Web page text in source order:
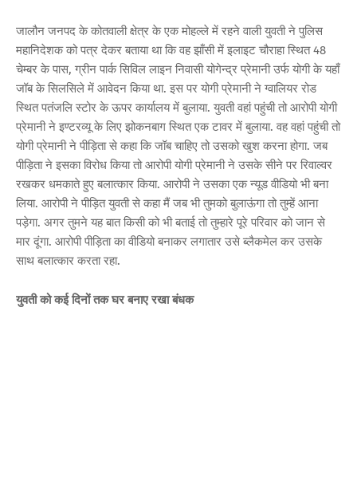
जालौन जनपद के कोतवाली क्षेत्र के एक मोहल्ले में रहने वाली युवती ने पुलिस
महानिदेशक को पत्र देकर बताया था कि वह झाँसी में इलाइट चौराहा स्थित 48
चेम्बर के पास, ग्रीन पार्क सिविल लाइन निवासी योगेन्द्र प्रेमानी उर्फ योगी के यहाँ
जॉब के सिलसिले में आवेदन किया था. इस पर योगी प्रेमानी ने ग्वालियर रोड
स्थित पतंजलि स्टोर के ऊपर कार्यालय में बुलाया. युवती वहां पहुंची तो आरोपी योगी
प्रेमानी ने इण्टरव्यू के लिए झोकनबाग स्थित एक टावर में बुलाया. वह वहां पहुंची तो
योगी प्रेमानी ने पीड़िता से कहा कि जॉब चाहिए तो उसको खुश करना होगा. जब
पीड़िता ने इसका विरोध किया तो आरोपी योगी प्रेमानी ने उसके सीने पर रिवाल्वर
रखकर धमकाते हुए बलात्कार किया. आरोपी ने उसका एक न्यूड वीडियो भी बना
लिया. आरोपी ने पीड़ित युवती से कहा मैं जब भी तुमको बुलाऊंगा तो तुम्हें आना
पड़ेगा. अगर तुमने यह बात किसी को भी बताई तो तुम्हारे पूरे परिवार को जान से
मार दूंगा. आरोपी पीड़िता का वीडियो बनाकर लगातार उसे ब्लैकमेल कर उसके
साथ बलात्कार करता रहा.
युवती को कई दिनों तक घर बनाए रखा बंधक